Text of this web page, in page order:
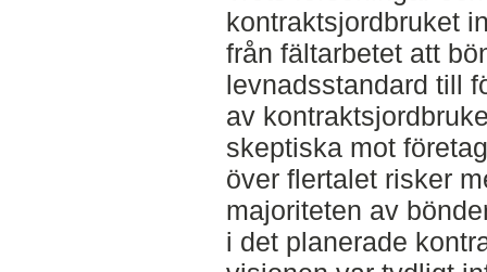
kontraktsjordbruket
från fältarbetet att
levnadsstandard till
av
skeptiska mot
över flertalet risker
majoriteten av
i det planerade